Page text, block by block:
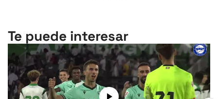
Te puede interesar